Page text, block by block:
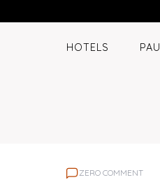
HOTELS
ZERO COMMENT